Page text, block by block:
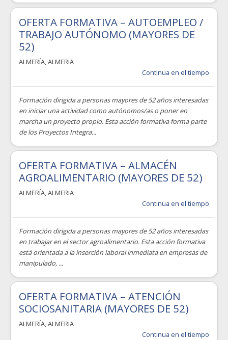
OFERTA FORMATIVA – AUTOEMPLEO /
TRABAJO AUTÓNOMO (MAYORES DE
52)
ALMERÍA,ALMERIA
Continua en el tiempo
Formación dirigida a personas mayores de 52 años interesadas
en iniciar una actividad como autónomos/as o poner en
marcha un proyecto propio. Esta acción formativa forma parte
de los Proyectos Integra...
OFERTA FORMATIVA – ALMACÉN
AGROALIMENTARIO (MAYORES DE 52)
ALMERÍA,ALMERIA
Continua en el tiempo
Formación dirigida a personas mayores de 52 años interesadas
en trabajar en el sector agroalimentario. Esta acción formativa
está orientada a la inserción laboral inmediata en empresas de
manipulado, ...
OFERTA FORMATIVA – ATENCIÓN
SOCIOSANITARIA (MAYORES DE 52)
ALMERÍA,ALMERIA
Continua en el tiempo